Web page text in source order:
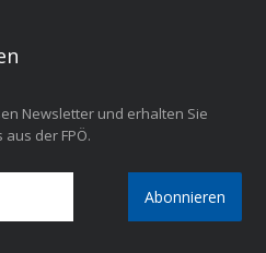
Newsletter und erhalten Sie
der FPÖ.